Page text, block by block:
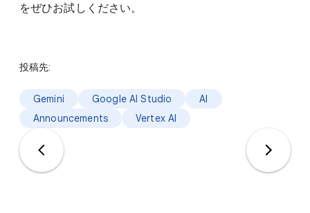
をぜひお試しください。
投稿先:
Gemini Google AI Studio
AI
Announcements
Vertex AI